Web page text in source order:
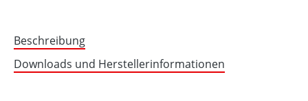
Beschreibung
Downloads und Herstellerinformationen